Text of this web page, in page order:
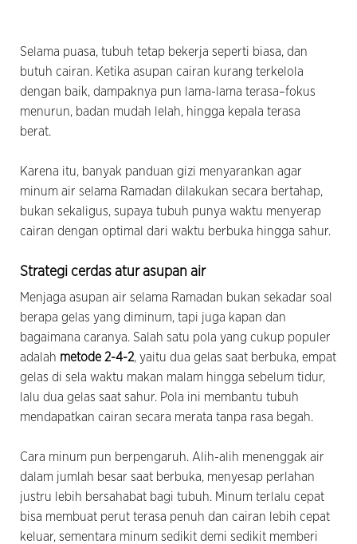
Selama puasa, tubuh tetap bekerja seperti biasa, dan
butuh cairan. Ketika asupan cairan kurang terkelola
dengan baik, dampaknya pun lama-lama terasa–fokus
menurun, badan mudah lelah, hingga kepala terasa
berat.
Karena itu, banyak panduan gizi menyarankan agar
minum air selama Ramadan dilakukan secara bertahap,
bukan sekaligus, supaya tubuh punya waktu menyerap
cairan dengan optimal dari waktu berbuka hingga sahur.
Strategi cerdas atur asupan air
Menjaga asupan air selama Ramadan bukan sekadar soal
berapa gelas yang diminum, tapi juga kapan dan
bagaimana caranya. Salah satu pola yang cukup populer
adalah metode 2-4-2, yaitu dua gelas saat berbuka, empat
gelas di sela waktu makan malam hingga sebelum tidur,
lalu dua gelas saat sahur. Pola ini membantu tubuh
mendapatkan cairan secara merata tanpa rasa begah.
Cara minum pun berpengaruh. Alih-alih menenggak air
dalam jumlah besar saat berbuka, menyesap perlahan
justru lebih bersahabat bagi tubuh. Minum terlalu cepat
bisa membuat perut terasa penuh dan cairan lebih cepat
keluar, sementara minum sedikit demi sedikit memberi